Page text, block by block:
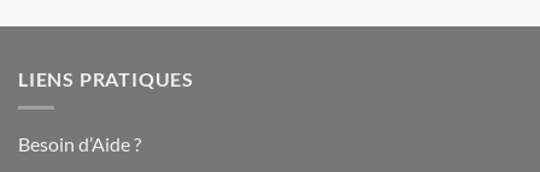
LIENS PRATIQUES
Besoin d’Aide ?